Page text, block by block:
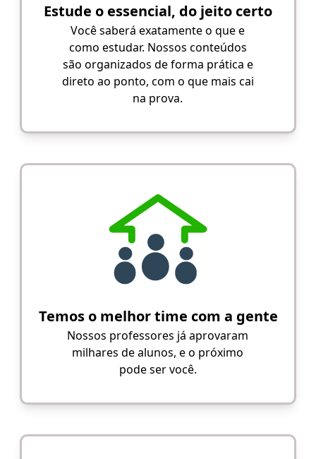
Estude o essencial, do jeito certo
Você saberá exatamente o que e
como estudar. Nossos conteúdos
são organizados de forma prática e
direto ao ponto, com o que mais cai
na prova.
Temos o melhor time com a gente
Nossos professores já aprovaram
milhares de alunos, e o próximo
pode ser você.